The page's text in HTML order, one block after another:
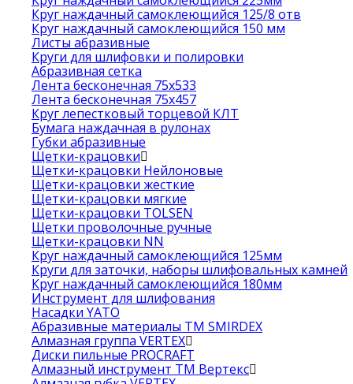
Круг наждачный самоклеющийся 125/8 отв
Круг наждачный самоклеющийся 150 мм
Листы абразивные
Круги для шлифовки и полировки
Абразивная сетка
Лента бесконечная 75х533
Лента бесконечная 75х457
Круг лепестковый торцевой КЛТ
Бумага наждачная в рулонах
Губки абразивные
Щетки-крацовки
Щетки-крацовки Нейлоновые
Щетки-крацовки жесткие
Щетки-крацовки мягкие
Щетки-крацовки TOLSEN
Щетки проволочные ручные
Щетки-крацовки NN
Круг наждачный самоклеющийся 125мм
Круги для заточки, наборы шлифовальных камней
Круг наждачный самоклеющийся 180мм
Инструмент для шлифования
Насадки YATO
Абразивные материалы ТМ SMIRDEX
Алмазная группа VERTEX
Диски пильные PROCRAFT
Алмазный инструмент ТМ Вертекс